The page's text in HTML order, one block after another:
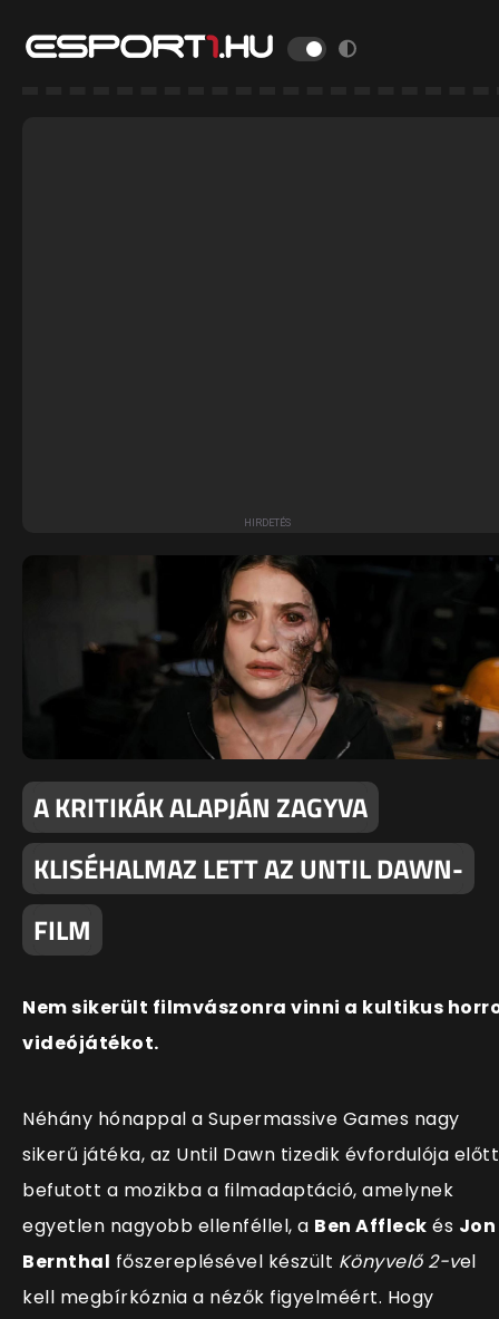
A KRITIKÁK ALAPJÁN ZAGYVA
KLISÉHALMAZ LETT AZ UNTIL DAWN-
FILM
Nem sikerült filmvászonra vinni a kultikus
videójátékot.
Néhány hónappal a Supermassive Games nagy
sikerű játéka, az Until Dawn tizedik évfordulója előtt
befutott a mozikba a filmadaptáció, amelynek
egyetlen nagyobb ellenféllel, a Ben Affleck és Jon
Bernthal főszereplésével készült Könyvelő 2-vel
kell megbírkóznia a nézők figyelméért. Hogy